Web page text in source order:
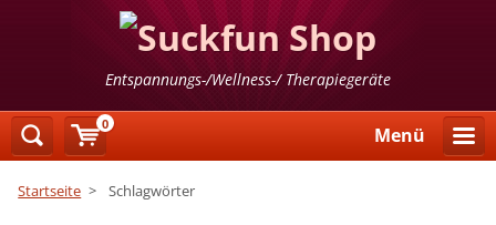
Entspannungs-/Wellness-/ Therapiegeräte
Menü
Startseite > Schlagwörter
0